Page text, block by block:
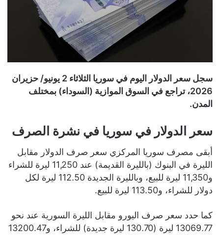
سجل سعر الدولار اليوم في سوريا الثلاثاء 2 يونيو/ حزيران
2026، تراجع في السوق الموازية (السوداء) بمختلف
المدن.
سعر الدولار في سوريا في نشرة الصرف
أبقى مصرف سوريا المركزي سعر صرف الدولار مقابل
الليرة في البنوك (بالليرة القديمة) عند 11,250 ليرة للشراء
و11,350 ليرة للبيع، وبالليرة الجديدة 112.50 ليرة لكل
دولار للشراء، و113.50 ليرة للبيع.
كما حدد سعر صرف اليورو مقابل الليرة السورية عند نحو
13069.77 ليرة (130.70 ليرة جديدة) للشراء، و13200.47